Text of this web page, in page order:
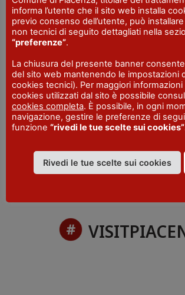
INDIRIZZO
Piazza del Municipio -
SITO WEB
castellarquatoturismo.it
EMAIL
iatcastellarquato@gmail.com
TELEFONO
+39 0523 803215
FAX
+39 0523 803215
informa l’utente che il sito web installa
previo consenso dell’utente, può
non tecnici di seguito dettagliati nella
“preferenze”.
La chiusura del presente banner
del sito web mantenendo le impostazioni
cookies tecnici). Per maggiori informazioni
cookies utilizzati dal sito è possibile
cookies completa. È possibile, in ogni
navigazione, gestire le preferenze di
funzione “rivedi le tue scelte sui cookies”
Rivedi le tue scelte sui cookies